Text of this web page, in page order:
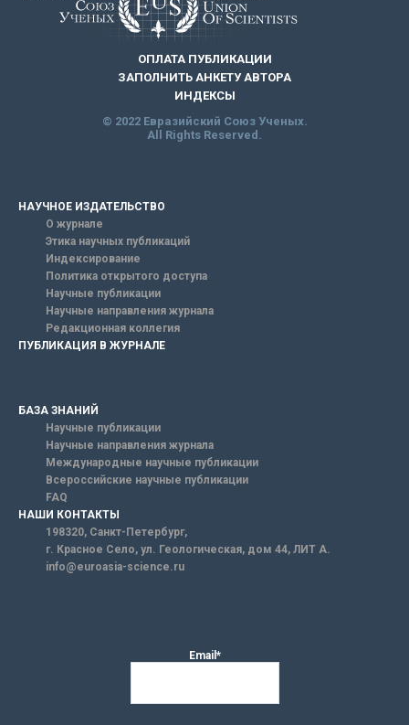
ОПЛАТА ПУБЛИКАЦИИ
ЗАПОЛНИТЬ АНКЕТУ АВТОРА
ИНДЕКСЫ
© 2022 Евразийский Союз Ученых.
All Rights Reserved.
НАУЧНОЕ ИЗДАТЕЛЬСТВО
О журнале
Этика научных публикаций
Индексирование
Политика открытого доступа
Научные публикации
Научные направления журнала
Редакционная коллегия
ПУБЛИКАЦИЯ В ЖУРНАЛЕ
БАЗА ЗНАНИЙ
Научные публикации
Научные направления журнала
Международные научные публикации
Всероссийские научные публикации
FAQ
НАШИ КОНТАКТЫ
198320, Санкт-Петербург,
г. Красное Село, ул. Геологическая, дом 44, ЛИТ А.
info@euroasia-science.ru
Email*